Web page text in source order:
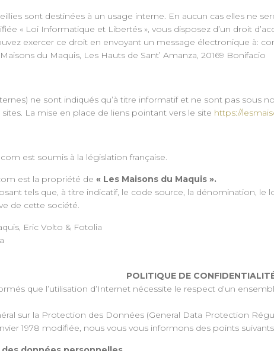
sont destinées à un usage interne. En aucun cas elles ne
« Loi Informatique et Libertés », vous disposez d’un droit
exercer ce droit en envoyant un message électronique à:
du Maquis, Les Hauts de Sant’ Amanza, 20169 Bonifacio
ne sont indiqués qu’à titre informatif et ne sont pas
La mise en place de liens pointant vers le site https://
est soumis à la législation française.
est la propriété de « Les Maisons du Maquis ».
tels que, à titre indicatif, le code source, la dénomination,
de cette société.
Eric Volto & Fotolia
POLITIQUE DE
que l’utilisation d’Internet nécessite le respect d’un
sur la Protection des Données (General Data Protection
1978 modifiée, nous vous vous informons des points